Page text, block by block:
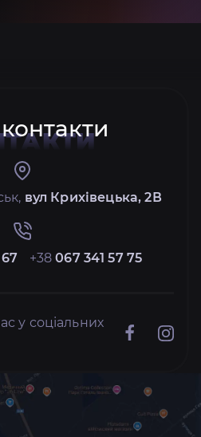
вул Крихівецька, 2В
+38067 341 57 75
у соціальних